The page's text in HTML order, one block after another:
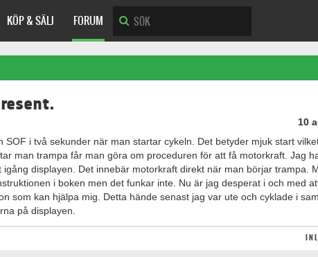
KÖP & SÄLJ FORUM
10
i två sekunder när man startar cykeln. Det betyder mjuk start
man trampa får man göra om proceduren för att få motorkraft. Jag
displayen. Det innebär motorkraft direkt när man börjar trampa.
i boken men det funkar inte. Nu är jag desperat i och med
som kan hjälpa mig. Detta hände senast jag var ute och cyklade i
på displayen.